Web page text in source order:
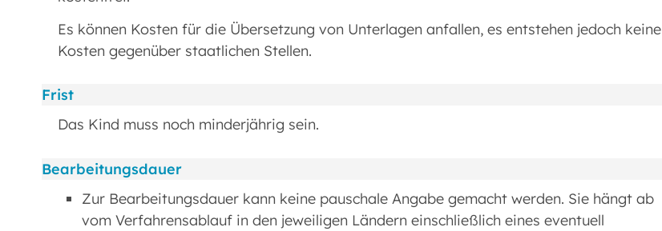
Es können Kosten für die Übersetzung von Unterlagen anfallen, es entstehen jedoch keine
Kosten gegenüber staatlichen Stellen.
Frist
Das Kind muss noch minderjährig sein.
Bearbeitungsdauer
Zur Bearbeitungsdauer kann keine pauschale Angabe gemacht werden. Sie hängt ab
vom Verfahrensablauf in den jeweiligen Ländern einschließlich eines eventuell